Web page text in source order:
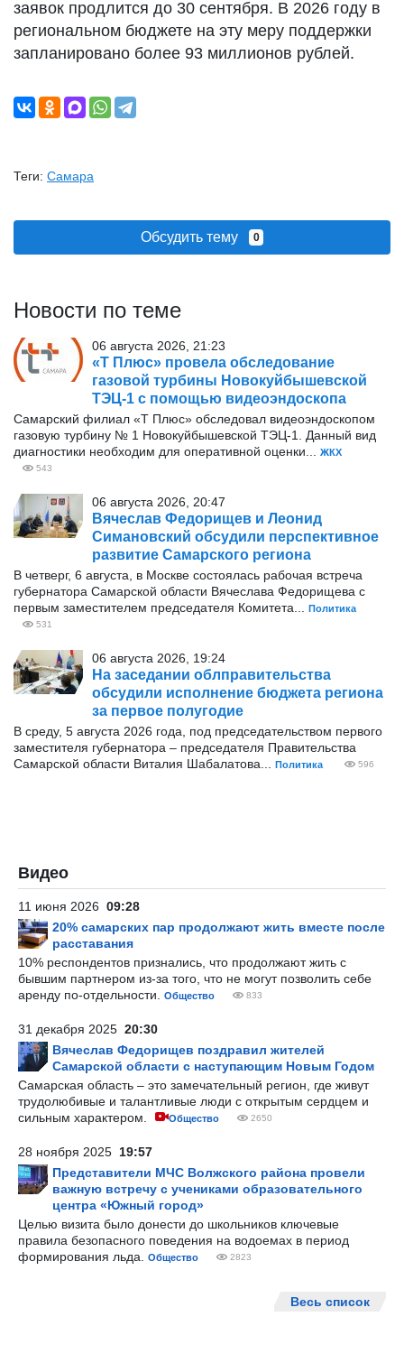
заявок продлится до 30 сентября. В 2026 году в
региональном бюджете на эту меру поддержки
запланировано более 93 миллионов рублей.
Теги: Самара
Обсудить тему 0
Новости по теме
06 августа 2026, 21:23
«Т Плюс» провела обследование
газовой турбины Новокуйбышевской
ТЭЦ-1 с помощью видеоэндоскопа
Самарский филиал «Т Плюс» обследовал видеоэндоскопом
газовую турбину № 1 Новокуйбышевской ТЭЦ-1. Данный вид
диагностики необходим для оперативной оценки...
ЖКХ
543
06 августа 2026, 20:47
Вячеслав Федорищев и Леонид
Симановский обсудили перспективное
развитие Самарского региона
В четверг, 6 августа, в Москве состоялась рабочая встреча
губернатора Самарской области Вячеслава Федорищева с
первым заместителем председателя Комитета...
Политика
531
06 августа 2026, 19:24
На заседании облправительства
обсудили исполнение бюджета региона
за первое полугодие
В среду, 5 августа 2026 года, под председательством первого
заместителя губернатора – председателя Правительства
Самарской области Виталия Шабалатова...
Политика 596
Видео
11 июня 2026 09:28
20% самарских пар продолжают жить вместе после
расставания
10% респондентов признались, что продолжают жить с
бывшим партнером из-за того, что не могут позволить себе
аренду по-отдельности.
Общество 833
31 декабря 2025 20:30
Вячеслав Федорищев поздравил жителей
Самарской области с наступающим Новым Годом
Самарская область – это замечательный регион, где живут
трудолюбивые и талантливые люди с открытым сердцем и
сильным характером.
Общество 2650
28 ноября 2025 19:57
Представители МЧС Волжского района провели
важную встречу с учениками образовательного
центра «Южный город»
Целью визита было донести до школьников ключевые
правила безопасного поведения на водоемах в период
формирования льда.
Общество 2823
Весь список